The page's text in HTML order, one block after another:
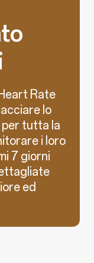
Rate
lo
tutta la
i loro
7 giorni
ed